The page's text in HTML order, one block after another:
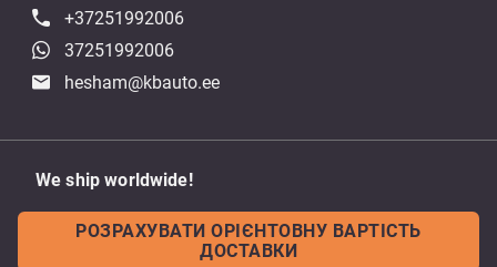
+37251992006
37251992006
hesham@kbauto.ee
We ship worldwide!
РОЗРАХУВАТИ ОРІЄНТОВНУ ВАРТІСТЬ
ДОСТАВКИ